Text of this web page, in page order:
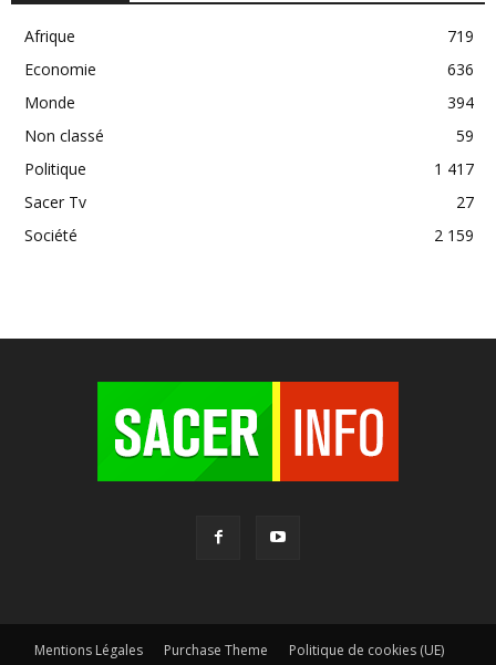
Afrique
719
Economie
636
Monde
394
Non classé
59
Politique
1 417
Sacer Tv
27
Société
2 159
Mentions Légales Purchase Theme
Politique de cookies (UE)